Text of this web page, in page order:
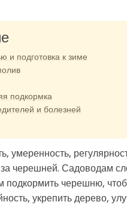
и подготовка к зиме
подкормка
и болезней
умеренность,
черешней. Садоводам
подкормить черешню,
укрепить дерево,